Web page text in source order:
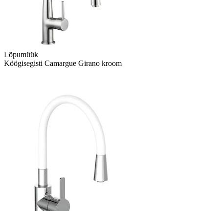
Lõpumüük
Köögisegisti Camargue Girano kroom